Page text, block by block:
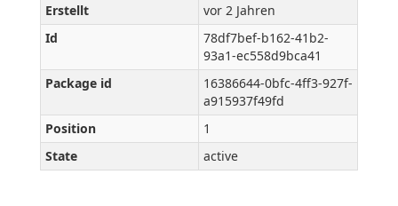
Erstellt
vor 2 Jahren
Id
78df7bef-b162-41b2-
93a1-ec558d9bca41
Package id
16386644-0bfc-4ff3-927f-
a915937f49fd
Position
1
State
active